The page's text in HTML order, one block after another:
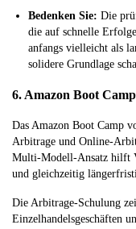
Bedenken Sie: Die
die auf schnelle
anfangs vielleicht als
solidere Grundlage
6. Amazon Boot
Das Amazon Boot Camp
Arbitrage und Online-
Multi-Modell-Ansatz hilft
und gleichzeitig
Die Arbitrage-Schulung
Einzelhandelsgeschäften